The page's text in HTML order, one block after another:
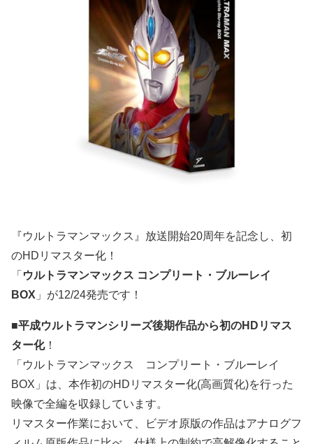
『ウルトラマンマックス』放送開始20周年を記念し、初
のHDリマスター化！
「 ウルトラマンマックス コンプリート・ブルーレイ
BOX 」が12/24発売です！
■平成ウルトラマンシリーズ後期作品から初のHDリマス
ター化！
「ウルトラマンマックス コンプリート・ブルーレイ
BOX」は、本作初のHDリマスター化(高画質化)を行った
映像で全編を収録しています。
リマスター作業において、ビデオ原版の作品はアナログフ